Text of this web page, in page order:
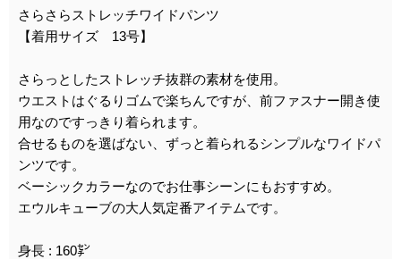
さらさらストレッチワイドパンツ
【着用サイズ 13号】
さらっとしたストレッチ抜群の素材を使用。
ウエストはぐるりゴムで楽ちんですが、前ファスナー開き使
用なのですっきり着られます。
合せるものを選ばない、ずっと着られるシンプルなワイドパ
ンツです。
ベーシックカラーなのでお仕事シーンにもおすすめ。
エウルキューブの大人気定番アイテムです。
身長 : 160㌢